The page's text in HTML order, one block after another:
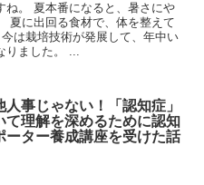
ね。 夏本番になると、暑さにや
夏に出回る食材で、体を整えて
は栽培技術が発展して、年中い
りました。 ...
人事じゃない！「認知症」
て理解を深めるために認知
ーター養成講座を受けた話